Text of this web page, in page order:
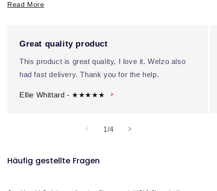
Read More
Great quality product
This product is great quality, I love it. Welzo also
had fast delivery. Thank you for the help.
Ellie Whittard - ★★★★★
1/von
4
Häufig gestellte Fragen